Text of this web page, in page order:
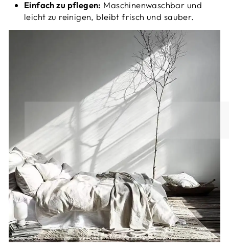
Einfach zu pflegen: Maschinenwaschbar und
leicht zu reinigen, bleibt frisch und sauber.